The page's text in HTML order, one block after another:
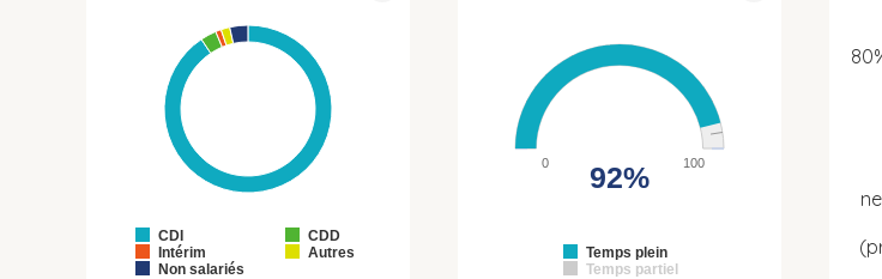
CDI
CDD
Intérim
Autres
Non salariés
Temps plein
Temps partiel
0 100
92%